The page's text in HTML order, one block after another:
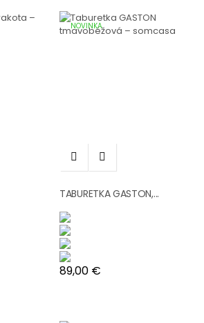
NOVINKA
 
TABURETKA GASTON,...
Cena
89,00 €